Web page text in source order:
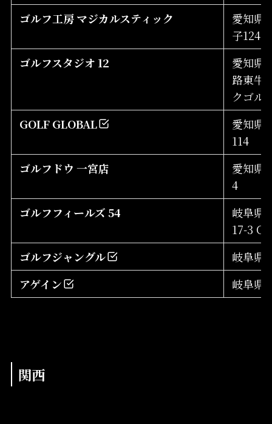
ゴルフ工房 マジカルスティック
愛知県
子124
ゴルフスタジオ 12
愛知県
路東牛
クゴル
GOLF GLOBAL
愛知県
114
ゴルフドウ 一宮店
愛知県
4
ゴルフフィールズ 54
岐阜県
17-3
ゴルフジャングル
岐阜県
アゲイン
岐阜県
関西